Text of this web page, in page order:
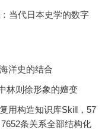
当代日本史学的数字
洋史的结合
林则徐形象的嬗变
用构造知识库Skill，57
条关系全部结构化